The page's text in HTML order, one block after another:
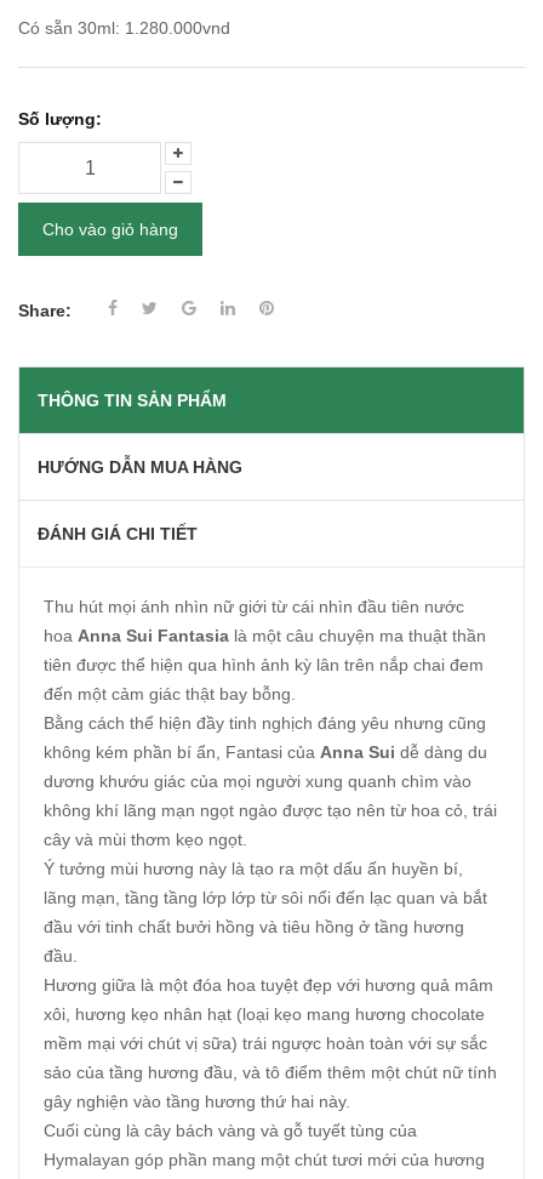
Có sẵn 30ml: 1.280.000vnd
Số lượng:
Cho vào giỏ hàng
Share:
THÔNG TIN SẢN PHẨM
HƯỚNG DẪN MUA HÀNG
ĐÁNH GIÁ CHI TIẾT
Thu hút mọi ánh nhìn nữ giới từ cái nhìn đầu tiên nước
hoa Anna Sui Fantasia là một câu chuyện ma thuật thần
tiên được thể hiện qua hình ảnh kỳ lân trên nắp chai đem
đến một cảm giác thật bay bỗng.
Bằng cách thể hiện đầy tinh nghịch đáng yêu nhưng cũng
không kém phần bí ẩn, Fantasi của Anna Sui dễ dàng du
dương khướu giác của mọi người xung quanh chìm vào
không khí lãng mạn ngọt ngào được tạo nên từ hoa cỏ, trái
cây và mùi thơm kẹo ngọt.
Ý tưởng mùi hương này là tạo ra một dấu ấn huyền bí,
lãng mạn, tầng tầng lớp lớp từ sôi nổi đến lạc quan và bắt
đầu với tinh chất bưởi hồng và tiêu hồng ở tầng hương
đầu.
Hương giữa là một đóa hoa tuyệt đẹp với hương quả mâm
xôi, hương kẹo nhân hạt (loại kẹo mang hương chocolate
mềm mại với chút vị sữa) trái ngược hoàn toàn với sự sắc
sảo của tầng hương đầu, và tô điểm thêm một chút nữ tính
gây nghiện vào tầng hương thứ hai này.
Cuối cùng là cây bách vàng và gỗ tuyết tùng của
Hymalayan góp phần mang một chút tươi mới của hương